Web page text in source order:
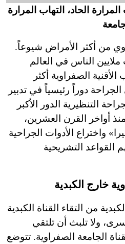
الحاد، التهاب المرارة
من أكثر الأمراض شيوعاً.
الناس في العالم
الصفراوية أكثر
دوراً رئيسياً في تدبير
التنظيرية الدور الأكبر
أواخر القرن العشرين،
واختراع الأدوات الجراحية
القواعد التشريحية
خارج الكبدية
من التقاء القناة الكبدية
ولا تلبث أن تلتقي
الجامعة الصفراوية. تتوضع